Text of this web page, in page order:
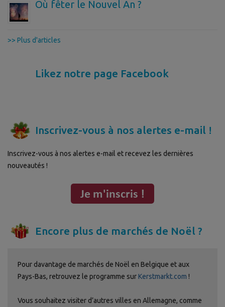
Où fêter le Nouvel An ?
>> Plus d'articles
Likez notre page Facebook
Inscrivez-vous à nos alertes e-mail !
Inscrivez-vous à nos alertes e-mail et recevez les dernières
nouveautés !
Encore plus de marchés de Noël ?
Pour davantage de marchés de Noël en Belgique et aux
Pays-Bas, retrouvez le programme surKerstmarkt.com !
Vous souhaitez visiter d’autres villes en Allemagne, comme